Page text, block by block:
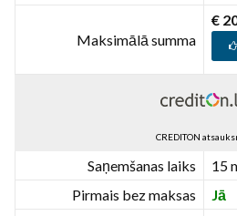
Maksimālā summa
€
CREDITON
Saņemšanas laiks
15
Pirmais bez maksas
Jā